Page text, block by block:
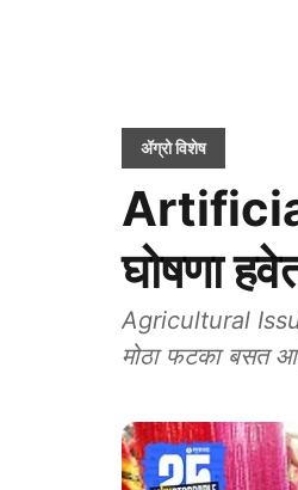
ॲग्रो विशेष
घोषणा
Agricultural
मोठा फटका बसत